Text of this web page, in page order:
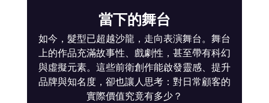
當下的舞台
如今，髮型已超越沙龍，走向表演舞台。舞台
上的作品充滿故事性、戲劇性，甚至帶有科幻
與虛擬元素。這些前衛創作能啟發靈感、提升
品牌與知名度，卻也讓人思考：對日常顧客的
實際價值究竟有多少？